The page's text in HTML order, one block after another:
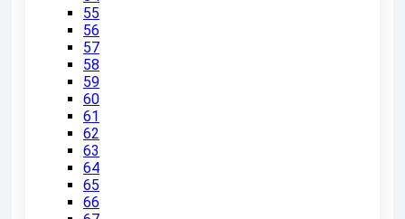
55
56
57
58
59
60
61
62
63
64
65
66